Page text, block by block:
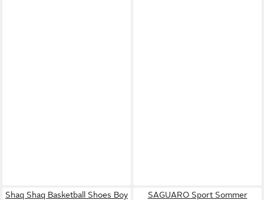
Shaq Shaq Basketball Shoes Boy SAGUARO Sport Sommer